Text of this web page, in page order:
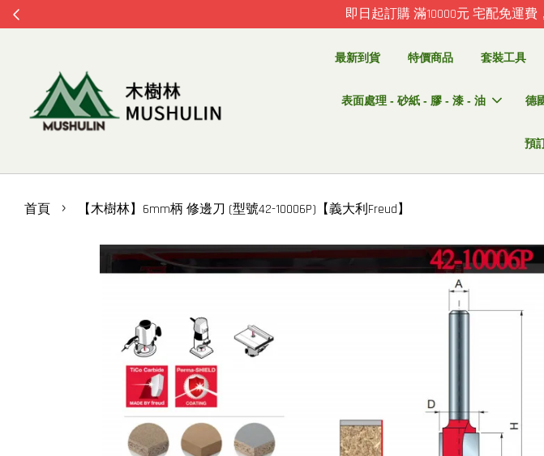
即日起訂購 滿10000元 宅配免運
最新到貨 特價商品 套裝工具
表面處理 - 砂紙 - 膠 - 漆 - 油 德
預
首頁 › 【木樹林】6mm柄 修邊刀 (型號42-10006P)【義大利Freud】